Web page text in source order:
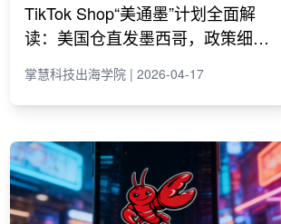
TikTok Shop“美通墨”计划全面解
读：美国仓直发墨西哥，政策细则
掌慧科技出海学院 | 2026-04-17